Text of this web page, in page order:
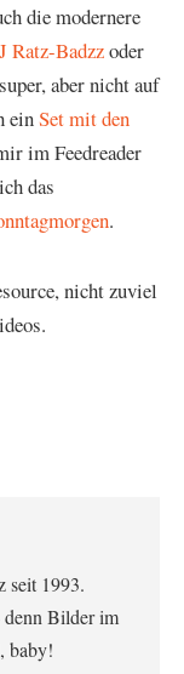
die modernere
Ratz-Badzzoder
aber nicht auf
einSet mit den
im Feedreader
das
.
nicht zuviel
seit 1993.
denn Bilder im
baby!